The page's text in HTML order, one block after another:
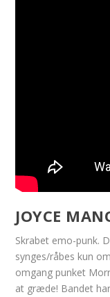
JOYCE
Skrabet emo-punk.
synges/råbes kun
omgang punket
at græde! Bandet